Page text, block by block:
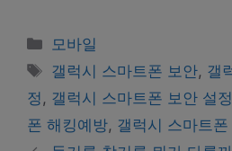
Categories
모바일
Tags
갤럭시 스마트폰 보안, 갤
정 , 갤럭시 스마트폰 보안 설
폰 해킹예방, 갤럭시 스마트